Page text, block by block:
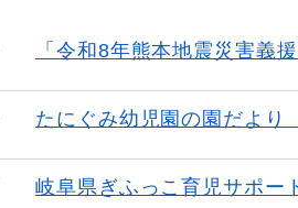
「令和8年熊本地震災害義
たにぐみ幼児園の園だより
岐阜県ぎふっこ育児サポー